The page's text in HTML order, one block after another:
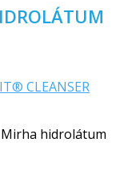
CLEANSER
hidrolátum